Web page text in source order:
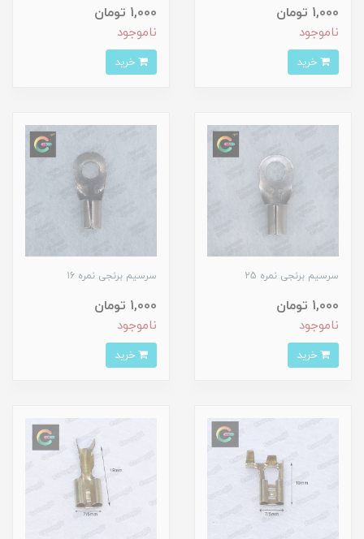
1,000 تومان
ناموجود
1,000 تومان
ناموجود
سرسیم برنجی نمره 25
1,000 تومان
ناموجود
سرسیم برنجی نمره 16
1,000 تومان
ناموجود